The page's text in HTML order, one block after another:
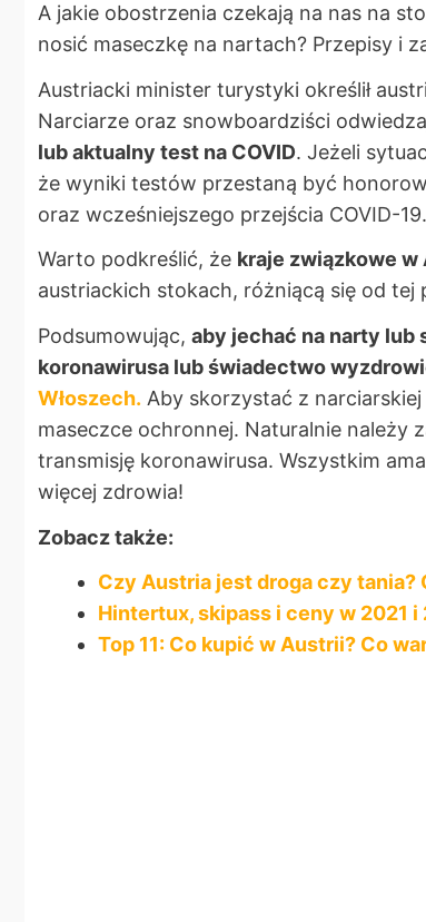
A jakie obostrzenia czekają na nas na
nosić maseczkę na nartach? Przepisy i
Austriacki minister turystyki określił
Narciarze oraz snowboardziści
lub aktualny test na COVID. Jeżeli
że wyniki testów przestaną być
oraz wcześniejszego przejścia COVID-19.
Warto podkreślić, że kraje związkowe w
austriackich stokach, różniącą się od tej
Podsumowując, aby jechać na narty lub
koronawirusa lub świadectwo
Włoszech. Aby skorzystać z
maseczce ochronnej. Naturalnie należy
transmisję koronawirusa. Wszystkim
więcej zdrowia!
Zobacz także:
Czy Austria jest droga czy tania?
Hintertux, skipass i ceny w 2021
Top 11: Co kupić w Austrii? Co